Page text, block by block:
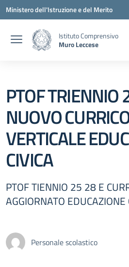
Vai ai contenuti
Vai al menu di navigazione
Vai al footer
Ministero dell'Istruzione e del Merito
Istituto Comprensivo
Muro Leccese
PTOF
NUOVO
VERTICALE
CIVICA
PTOF TIENNIO 25 28 E
AGGIORNATO EDUCAZIONE
Personale scolastico